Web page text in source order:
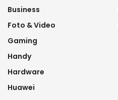
Business
Foto & Video
Gaming
Handy
Hardware
Huawei